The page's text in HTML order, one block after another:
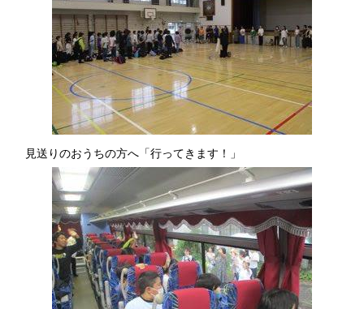
見送りのおうちの方へ「行ってきます！」